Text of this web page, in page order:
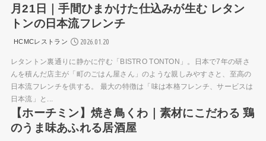
月21日｜手間ひまかけた仕込みが生む レタン
トンの日本流フレンチ
HCMCレストラン 2026.01.20
レタントン裏通りに静かに佇む「BISTRO TONTON」。日本で7年の研さ
んを積んだ店主が「町のごはん屋さん」のような親しみやすさと、至高の
日本流フレンチを供する。 最大の特徴は「味は本格フレンチ、サービスは
日本流」と...
【ホーチミン】焼き鳥くわ｜素材にこだわる 鶏
のうま味あふれる居酒屋